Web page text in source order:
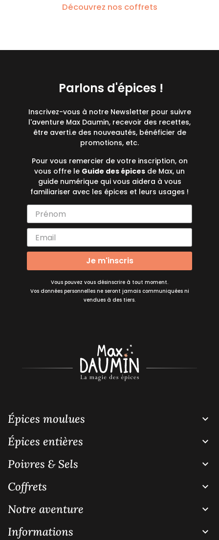
Découvrez nos coffrets
Parlons d'épices !
Inscrivez-vous à notre Newsletter pour suivre
l'aventure Max Daumin, recevoir des recettes,
être averti.e des nouveautés, bénéficier de
promotions, etc.
Pour vous remercier de votre inscription, on
vous offre le Guide des épices de Max, un
guide numérique qui vous aidera à vous
familiariser avec les épices et leurs usages !
Je m'inscris
Vous pouvez vous désinscrire à tout moment.
Vos données personnelles ne seront jamais communiquées ni
vendues à des tiers.
Épices moulues 
Épices entières 
Poivres & Sels 
Coffrets 
Notre aventure 
Informations 